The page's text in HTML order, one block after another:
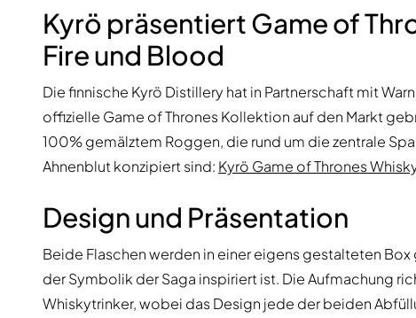
Kyrö präsentiert Game of
Fire und Blood
Die finnische Kyrö Distillery hat in Partnerschaft mit
offizielle Game of Thrones Kollektion auf den Markt
100% gemälztem Roggen, die rund um die zentrale
Ahnenblut konzipiert sind: Kyrö Game of Thrones
Design und Präsentation
Beide Flaschen werden in einer eigens gestalteten
der Symbolik der Saga inspiriert ist. Die Aufmachung
Whiskytrinker, wobei das Design jede der beiden